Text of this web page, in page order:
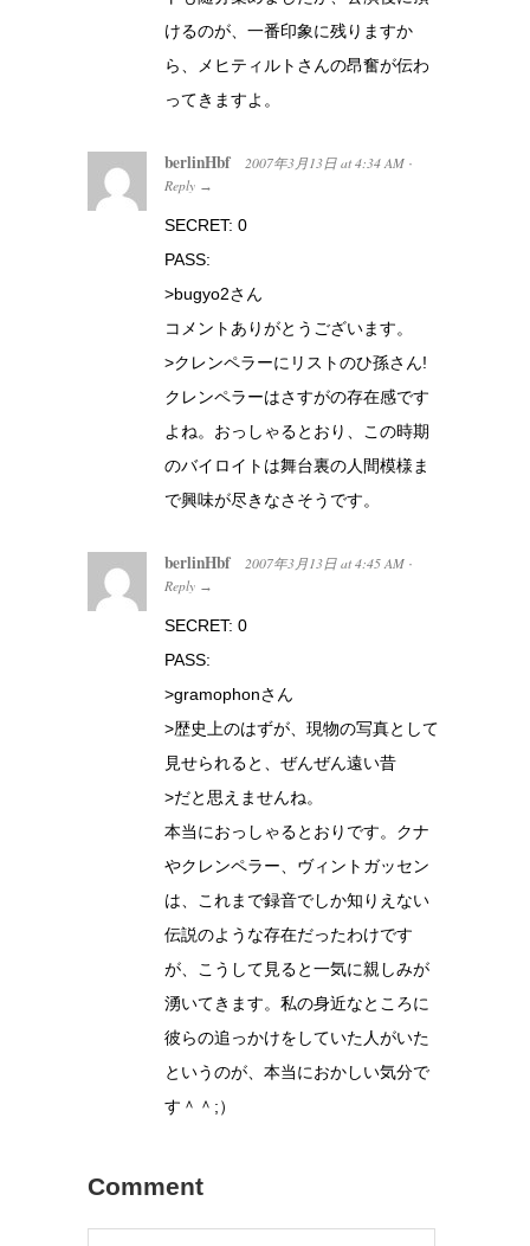
けるのが、一番印象に残りますか
ら、メヒティルトさんの昂奮が伝わ
ってきますよ。
berlinHbf 2007年3月13日 at 4:34 AM ·
Reply →
SECRET: 0
PASS:
>bugyo2さん
コメントありがとうございます。
>クレンペラーにリストのひ孫さん!
クレンペラーはさすがの存在感です
よね。おっしゃるとおり、この時期
のバイロイトは舞台裏の人間模様ま
で興味が尽きなさそうです。
berlinHbf 2007年3月13日 at 4:45 AM ·
Reply →
SECRET: 0
PASS:
>gramophonさん
>歴史上のはずが、現物の写真として
見せられると、ぜんぜん遠い昔
>だと思えませんね。
本当におっしゃるとおりです。クナ
やクレンペラー、ヴィントガッセン
は、これまで録音でしか知りえない
伝説のような存在だったわけです
が、こうして見ると一気に親しみが
湧いてきます。私の身近なところに
彼らの追っかけをしていた人がいた
というのが、本当におかしい気分で
す＾＾;）
Comment